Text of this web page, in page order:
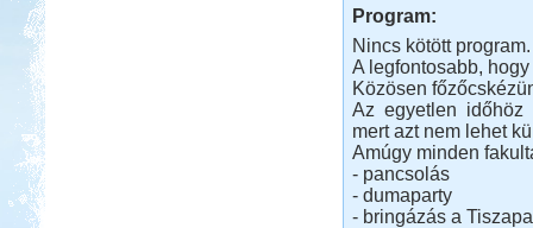
Program:
Nincs kötött program.
A legfontosabb,
Közösen
Az egyetlen időhöz
mert azt nem lehet
Amúgy minden
- pancsolás
- dumaparty
- bringázás a